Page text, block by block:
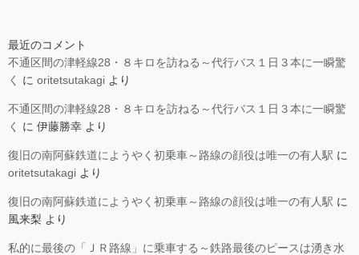
最近のコメント
不通区間の津軽線28・８キロを訪ねる～代行バス１日３本に一瞬驚
く
に oritetsutakagi より
不通区間の津軽線28・８キロを訪ねる～代行バス１日３本に一瞬驚
く
に 伊藤勝幸 より
復旧の南阿蘇鉄道にようやく初乗車～路線の顔役は唯一の有人駅 に
oritetsutakagi より
復旧の南阿蘇鉄道にようやく初乗車～路線の顔役は唯一の有人駅 に
風来梨 より
私的に最後の「ＪＲ路線」に乗車する～鉄路最後のピースは湧き水